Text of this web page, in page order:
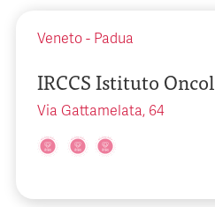
Veneto - Padua
IRCCS Istituto
Via Gattamelata, 64